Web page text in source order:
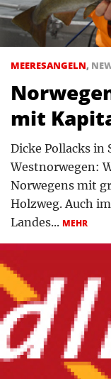
MEERESANGELN,
mit
Dicke Pollacks in
Westnorwegen:
Norwegens mit
Holzweg. Auch
Landes... MEHR